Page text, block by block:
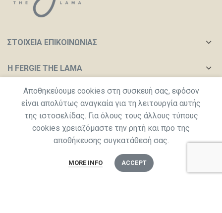
ΣΤΟΙΧΕΙΑ ΕΠΙΚΟΙΝΩΝΙΑΣ
Η FERGIE THE LAMA
ΧΡΉΣΙΜΟΙ ΣΎΝΔΕΣΜΟΙ
Fergie the Lama created by Catalytica
Aποθηκεύουμε cookies στη συσκευή σας, εφόσον
είναι απολύτως αναγκαία για τη λειτουργία αυτής
της ιστοσελίδας. Για όλους τους άλλους τύπους
cookies χρειαζόμαστε την ρητή και προ της
αποθήκευσης συγκατάθεσή σας.
MORE INFO ACCEPT
Cart Ο λογαριασμός μου